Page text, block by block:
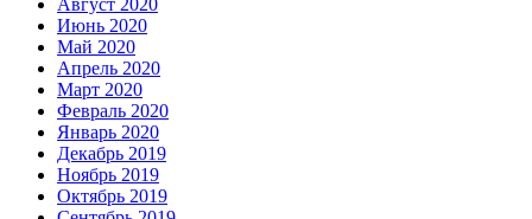
Август 2020
Июнь 2020
Май 2020
Апрель 2020
Март 2020
Февраль 2020
Январь 2020
Декабрь 2019
Ноябрь 2019
Октябрь 2019